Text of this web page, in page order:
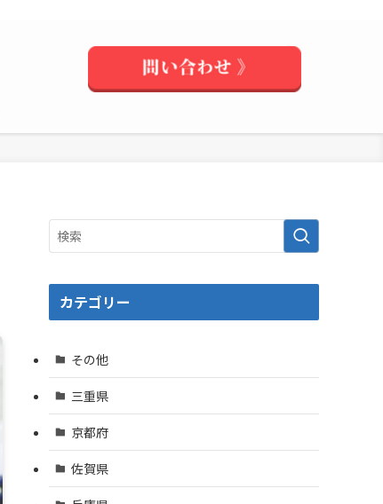
カテゴリー
その他
三重県
京都府
佐賀県